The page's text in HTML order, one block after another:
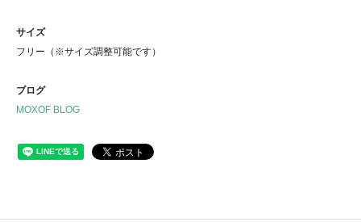
サイズ
フリー（※サイズ調整可能です）
ブログ
MOXOF BLOG